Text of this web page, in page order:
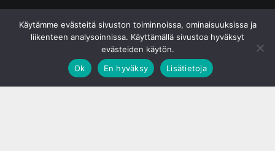
Käytämme evästeitä sivuston toiminnoissa, ominaisuuksissa ja
liikenteen analysoinnissa. Käyttämällä sivustoa hyväksyt
evästeiden käytön.
Ok
En hyväksy Lisätietoja